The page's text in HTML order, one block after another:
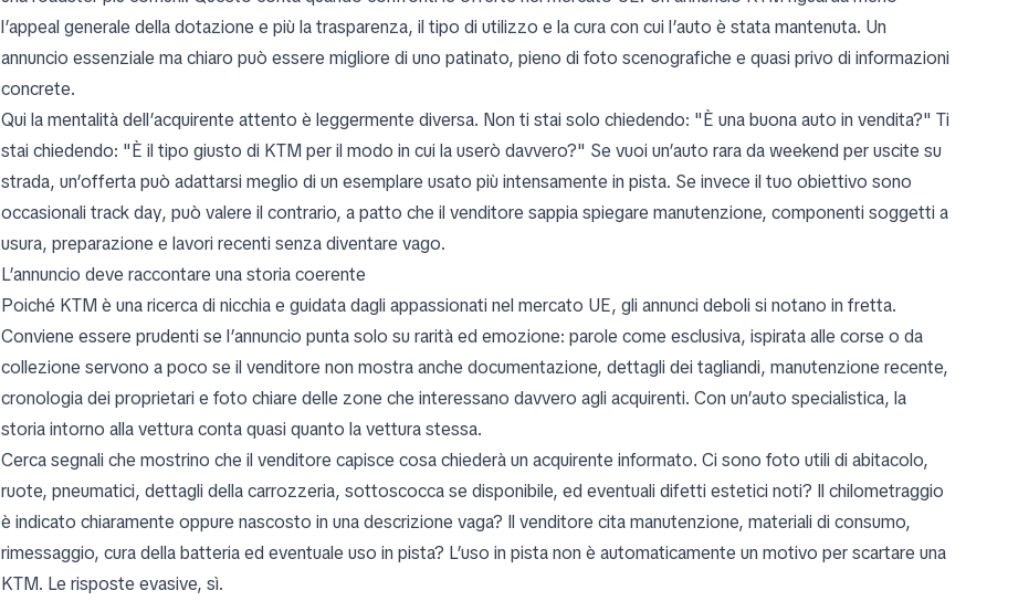
l’appeal generale della dotazione e più la trasparenza, il tipo di utilizzo e la cura con cui l’auto è stata mantenuta. Un
annuncio essenziale ma chiaro può essere migliore di uno patinato, pieno di foto scenografiche e quasi privo di informazioni
concrete.
Qui la mentalità dell’acquirente attento è leggermente diversa. Non ti stai solo chiedendo: "È una buona auto in vendita?" Ti
stai chiedendo: "È il tipo giusto di KTM per il modo in cui la userò davvero?" Se vuoi un’auto rara da weekend per uscite su
strada, un’offerta può adattarsi meglio di un esemplare usato più intensamente in pista. Se invece il tuo obiettivo sono
occasionali track day, può valere il contrario, a patto che il venditore sappia spiegare manutenzione, componenti soggetti a
usura, preparazione e lavori recenti senza diventare vago.
L’annuncio deve raccontare una storia coerente
Poiché KTM è una ricerca di nicchia e guidata dagli appassionati nel mercato UE, gli annunci deboli si notano in fretta.
Conviene essere prudenti se l’annuncio punta solo su rarità ed emozione: parole come esclusiva, ispirata alle corse o da
collezione servono a poco se il venditore non mostra anche documentazione, dettagli dei tagliandi, manutenzione recente,
cronologia dei proprietari e foto chiare delle zone che interessano davvero agli acquirenti. Con un’auto specialistica, la
storia intorno alla vettura conta quasi quanto la vettura stessa.
Cerca segnali che mostrino che il venditore capisce cosa chiederà un acquirente informato. Ci sono foto utili di abitacolo,
ruote, pneumatici, dettagli della carrozzeria, sottoscocca se disponibile, ed eventuali difetti estetici noti? Il chilometraggio
è indicato chiaramente oppure nascosto in una descrizione vaga? Il venditore cita manutenzione, materiali di consumo,
rimessaggio, cura della batteria ed eventuale uso in pista? L’uso in pista non è automaticamente un motivo per scartare una
KTM. Le risposte evasive, sì.